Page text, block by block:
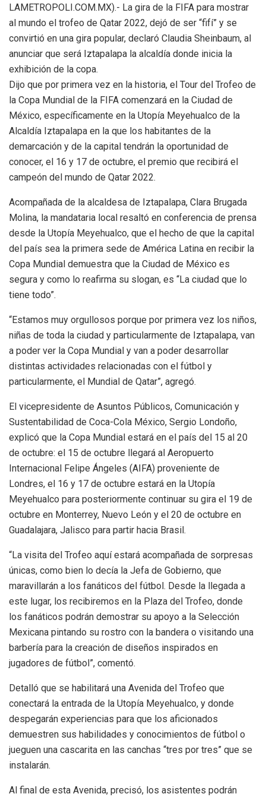
LAMETROPOLI.COM.MX).- La gira de la FIFA para mostrar
al mundo el trofeo de Qatar 2022, dejó de ser “fifí” y se
convirtió en una gira popular, declaró Claudia Sheinbaum, al
anunciar que será Iztapalapa la alcaldía donde inicia la
exhibición de la copa.
Dijo que por primera vez en la historia, el Tour del Trofeo de
la Copa Mundial de la FIFA comenzará en la Ciudad de
México, específicamente en la Utopía Meyehualco de la
Alcaldía Iztapalapa en la que los habitantes de la
demarcación y de la capital tendrán la oportunidad de
conocer, el 16 y 17 de octubre, el premio que recibirá el
campeón del mundo de Qatar 2022.
Acompañada de la alcaldesa de Iztapalapa, Clara Brugada
Molina, la mandataria local resaltó en conferencia de prensa
desde la Utopía Meyehualco, que el hecho de que la capital
del país sea la primera sede de América Latina en recibir la
Copa Mundial demuestra que la Ciudad de México es
segura y como lo reafirma su slogan, es “La ciudad que lo
tiene todo”.
“Estamos muy orgullosos porque por primera vez los niños,
niñas de toda la ciudad y particularmente de Iztapalapa, van
a poder ver la Copa Mundial y van a poder desarrollar
distintas actividades relacionadas con el fútbol y
particularmente, el Mundial de Qatar”, agregó.
El vicepresidente de Asuntos Públicos, Comunicación y
Sustentabilidad de Coca-Cola México, Sergio Londoño,
explicó que la Copa Mundial estará en el país del 15 al 20
de octubre: el 15 de octubre llegará al Aeropuerto
Internacional Felipe Ángeles (AIFA) proveniente de
Londres, el 16 y 17 de octubre estará en la Utopía
Meyehualco para posteriormente continuar su gira el 19 de
octubre en Monterrey, Nuevo León y el 20 de octubre en
Guadalajara, Jalisco para partir hacia Brasil.
“La visita del Trofeo aquí estará acompañada de sorpresas
únicas, como bien lo decía la Jefa de Gobierno, que
maravillarán a los fanáticos del fútbol. Desde la llegada a
este lugar, los recibiremos en la Plaza del Trofeo, donde
los fanáticos podrán demostrar su apoyo a la Selección
Mexicana pintando su rostro con la bandera o visitando una
barbería para la creación de diseños inspirados en
jugadores de fútbol”, comentó.
Detalló que se habilitará una Avenida del Trofeo que
conectará la entrada de la Utopía Meyehualco, y donde
despegarán experiencias para que los aficionados
demuestren sus habilidades y conocimientos de fútbol o
jueguen una cascarita en las canchas “tres por tres” que se
instalarán.
Al final de esta Avenida, precisó, los asistentes podrán